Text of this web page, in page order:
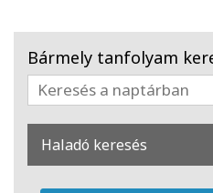
Facilitators
Shop
Bármely tanfolyam
Haladó keresés